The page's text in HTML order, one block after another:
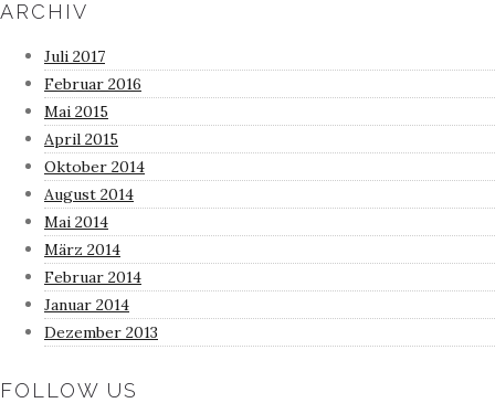
ARCHIV
Juli 2017
Februar 2016
Mai 2015
April 2015
Oktober 2014
August 2014
Mai 2014
März 2014
Februar 2014
Januar 2014
Dezember 2013
FOLLOW US